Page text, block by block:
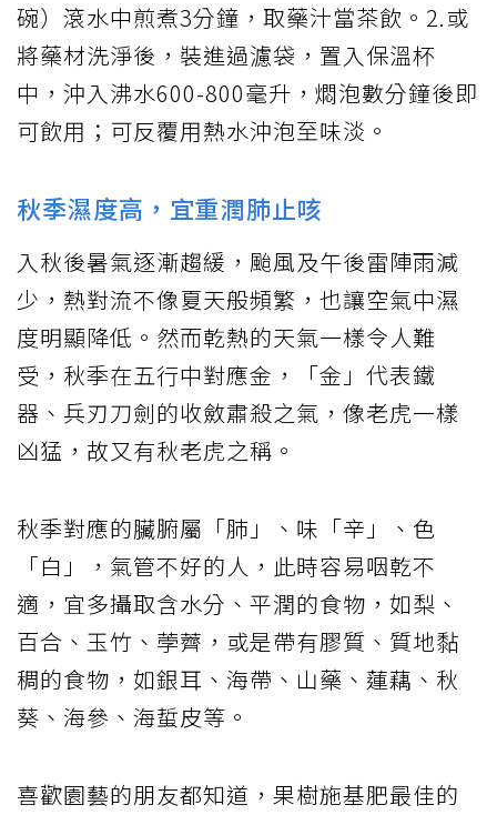
碗）滾水中煎煮3分鐘，取藥汁當茶飲。2.或
將藥材洗淨後，裝進過濾袋，置入保溫杯
中，沖入沸水600-800毫升，燜泡數分鐘後即
可飲用；可反覆用熱水沖泡至味淡。
秋季濕度高，宜重潤肺止咳
入秋後暑氣逐漸趨緩，颱風及午後雷陣雨減
少，熱對流不像夏天般頻繁，也讓空氣中濕
度明顯降低。然而乾熱的天氣一樣令人難
受，秋季在五行中對應金，「金」代表鐵
器、兵刃刀劍的收斂肅殺之氣，像老虎一樣
凶猛，故又有秋老虎之稱。
秋季對應的臟腑屬「肺」、味「辛」、色
「白」，氣管不好的人，此時容易咽乾不
適，宜多攝取含水分、平潤的食物，如梨、
百合、玉竹、荸薺，或是帶有膠質、質地黏
稠的食物，如銀耳、海帶、山藥、蓮藕、秋
葵、海參、海蜇皮等。
喜歡園藝的朋友都知道，果樹施基肥最佳的